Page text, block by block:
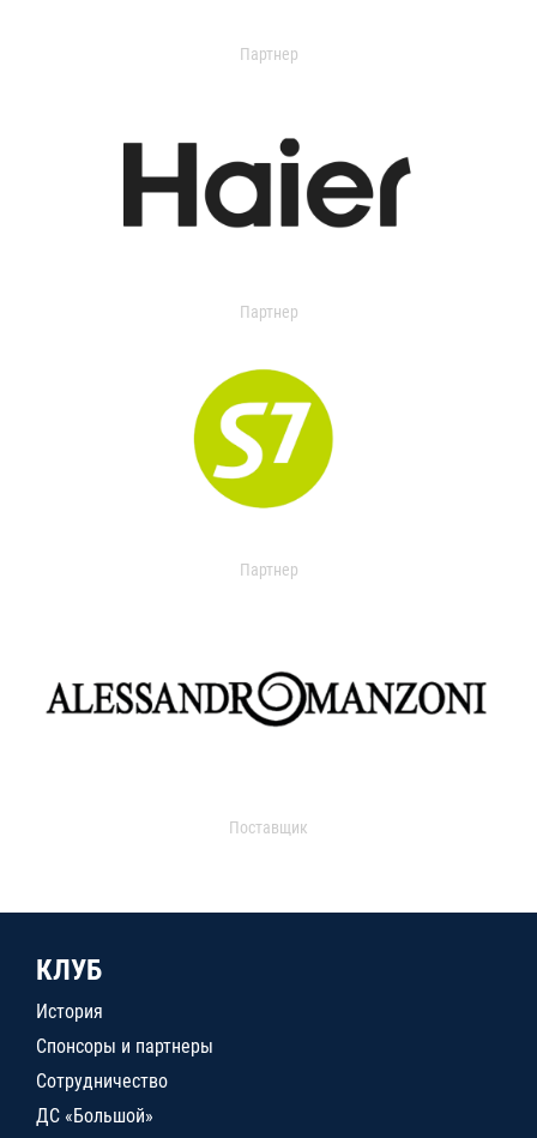
Партнер
Партнер
Партнер
Поставщик
КЛУБ
История
Спонсоры и партнеры
Сотрудничество
ДС «Большой»